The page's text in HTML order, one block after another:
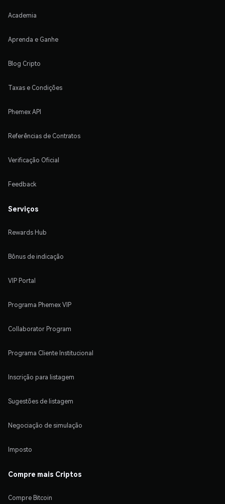
Academia
Aprenda e Ganhe
Blog Cripto
Taxas e Condições
Phemex API
Referências de Contratos
Verificação Oficial
Feedback
Serviços
Rewards Hub
Bônus de indicação
VIP Portal
Programa Phemex VIP
Collaborator Program
Programa Cliente Institucional
Inscrição para listagem
Sugestões de listagem
Negociação de simulação
Imposto
Compre mais Criptos
Compre Bitcoin